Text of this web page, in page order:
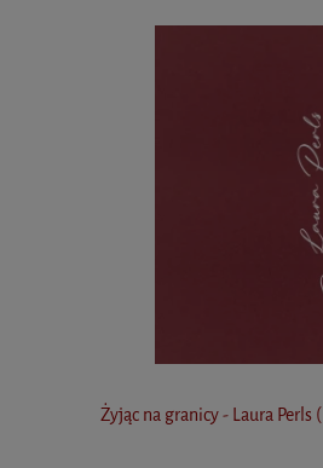
Żyjąc na granicy - Laura Perls